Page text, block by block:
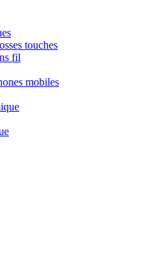
touches
fil
mobiles